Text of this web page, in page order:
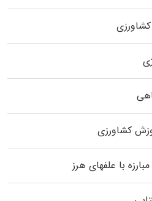
کشاورزی
با علفهای هرز